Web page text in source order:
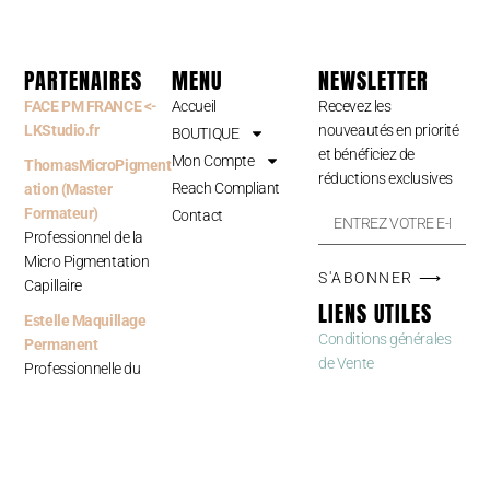
PARTENAIRES
FACE PM FRANCE <-
LKStudio.fr
ThomasMicroPigment
ation (Master
Formateur)
Professionnel de la
Micro Pigmentation
Capillaire
Estelle Maquillage
Permanent
Professionnelle du
MENU
Accueil
BOUTIQUE
Mon Compte
Reach Compliant
Contact
NEWSLETTER
Recevez les
nouveautés en priorité
et bénéficiez de
réductions exclusives
S'ABONNER ⟶
LIENS UTILES
Conditions générales
de Vente